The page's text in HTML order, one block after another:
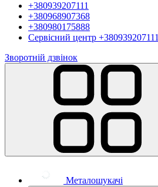
+380939207111
+380968907368
+380980175888
Сервісний центр +380939207111
Зворотній дзвінок
Металошукачі